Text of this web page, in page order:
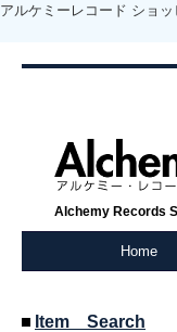
アルケミーレコード ショッ
Alchemy Records
Home
Item Search